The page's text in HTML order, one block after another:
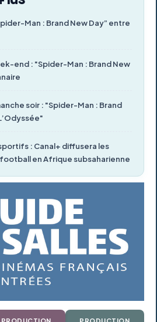
Man : Brand New Day” entre
end : "Spider-Man : Brand New
soir : "Spider-Man : Brand
: Canal+ diffusera les
en Afrique subsaharienne
PRODUCTION PRODUCTION